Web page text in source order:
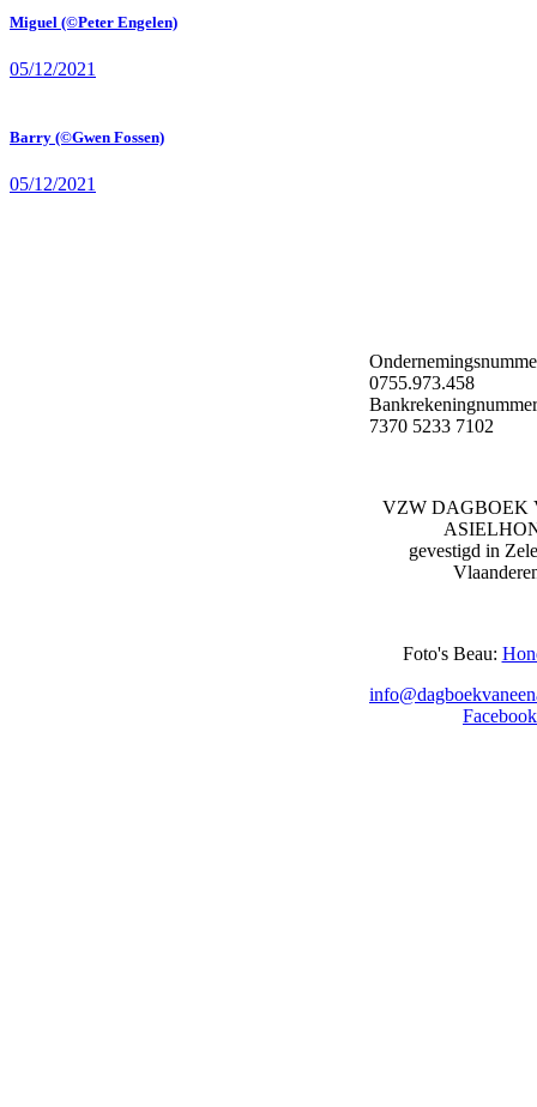
Miguel (©Peter Engelen)
05/12/2021
Barry (©Gwen Fossen)
05/12/2021
0755.973.458
7370 5233 7102
VZW DAGBOEK
gevestigd in
Foto's Beau:
Facebook